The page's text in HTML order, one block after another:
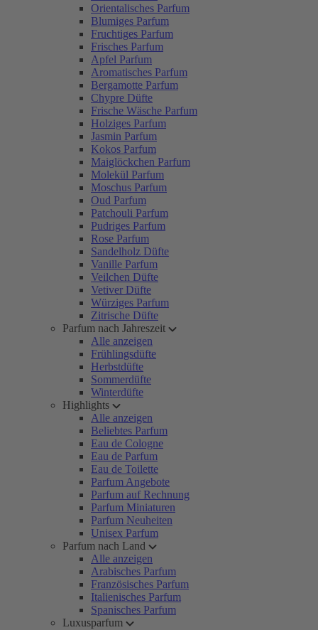
Orientalisches Parfum
Blumiges Parfum
Fruchtiges Parfum
Frisches Parfum
Apfel Parfum
Aromatisches Parfum
Bergamotte Parfum
Chypre Düfte
Frische Wäsche Parfum
Holziges Parfum
Jasmin Parfum
Kokos Parfum
Maiglöckchen Parfum
Molekül Parfum
Moschus Parfum
Oud Parfum
Patchouli Parfum
Pudriges Parfum
Rose Parfum
Sandelholz Düfte
Vanille Parfum
Veilchen Düfte
Vetiver Düfte
Würziges Parfum
Zitrische Düfte
Parfum nach Jahreszeit
Alle anzeigen
Frühlingsdüfte
Herbstdüfte
Sommerdüfte
Winterdüfte
Highlights
Alle anzeigen
Beliebtes Parfum
Eau de Cologne
Eau de Parfum
Eau de Toilette
Parfum Angebote
Parfum auf Rechnung
Parfum Miniaturen
Parfum Neuheiten
Unisex Parfum
Parfum nach Land
Alle anzeigen
Arabisches Parfum
Französisches Parfum
Italienisches Parfum
Spanisches Parfum
Luxusparfum